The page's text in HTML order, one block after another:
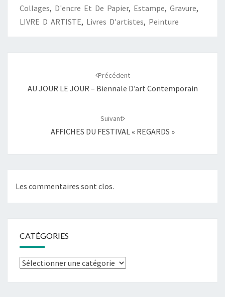
Collages, D'encre Et De Papier, Estampe, Gravure,
LIVRE D ARTISTE, Livres D'artistes, Peinture
Précédent
AU JOUR LE JOUR – Biennale D’art Contemporain
Suivant
AFFICHES DU FESTIVAL « REGARDS »
Les commentaires sont clos.
CATÉGORIES
Catégories